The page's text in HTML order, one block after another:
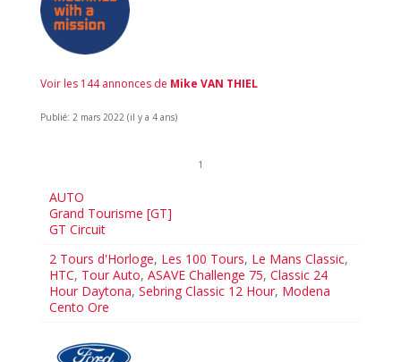
Voir les 144 annonces de Mike VAN THIEL
Publié: 2 mars 2022 (il y a 4 ans)
1
AUTO
Grand Tourisme [GT]
GT Circuit
2 Tours d'Horloge, Les 100 Tours, Le Mans Classic,
HTC, Tour Auto,ASAVE Challenge 75,Classic 24
Hour Daytona,Sebring Classic 12 Hour, Modena
Cento Ore